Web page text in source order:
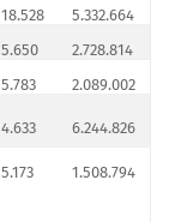
18.528 5.332.664
5.650 2.728.814
5.783 2.089.002
4.633 6.244.826
5.173 1.508.794